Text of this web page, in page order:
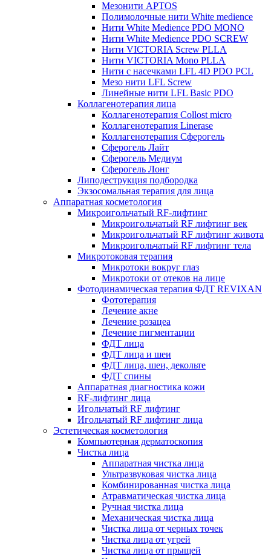
Мезонити APTOS
Полимолочные нити White medience
Нити White Medience PDO MONO
Нити White Medience PDO SCREW
Нити VICTORIA Screw PLLA
Нити VICTORIA Mono PLLA
Нити с насечками LFL 4D PDO PCL
Мезо нити LFL Screw
Линейные нити LFL Basic PDO
Коллагенотерапия лица
Коллагенотерапия Collost micro
Коллагенотерапия Linerase
Коллагенотерапия Сферогель
Сферогель Лайт
Сферогель Медиум
Сферогель Лонг
Липодеструкция подбородка
Экзосомальная терапия для лица
Аппаратная косметология
Микроигольчатый RF-лифтинг
Микроигольчатый RF лифтинг век
Микроигольчатый RF лифтинг живота
Микроигольчатый RF лифтинг тела
Микротоковая терапия
Микротоки вокруг глаз
Микротоки от отеков на лице
Фотодинамическая терапия ФДТ REVIXAN
Фототерапия
Лечение акне
Лечение розацеа
Лечение пигментации
ФДТ лица
ФДТ лица и шеи
ФДТ лица, шеи, декольте
ФДТ спины
Аппаратная диагностика кожи
RF-лифтинг лица
Игольчатый RF лифтинг
Игольчатый RF лифтинг лица
Эстетическая косметология
Компьютерная дерматоскопия
Чистка лица
Аппаратная чистка лица
Ультразвуковая чистка лица
Комбинированная чистка лица
Атравматическая чистка лица
Ручная чистка лица
Механическая чистка лица
Чистка лица от черных точек
Чистка лица от угрей
Чистка лица от прыщей